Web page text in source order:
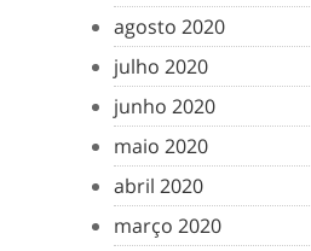
agosto 2020
julho 2020
junho 2020
maio 2020
abril 2020
março 2020